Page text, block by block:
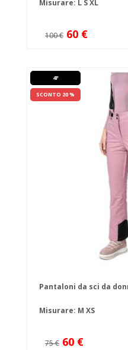
Misurare: L SXL
100 € 60 €
4F
SCONTO 20 %
Pantaloni da sci da
Misurare: M XS
75 € 60 €